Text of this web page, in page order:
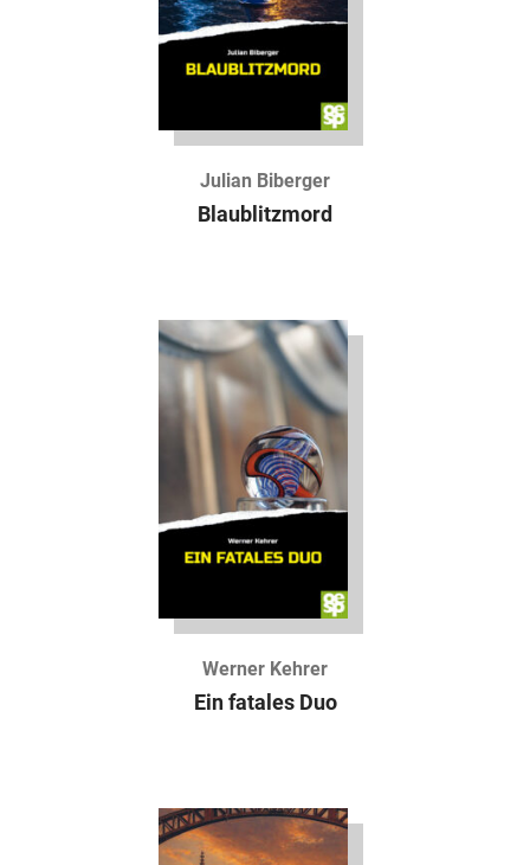
Julian Biberger
Blaublitzmord
Werner Kehrer
Ein fatales Duo